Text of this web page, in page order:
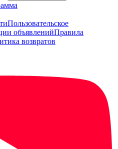
Пользовательское
объявленийПравила
возвратов